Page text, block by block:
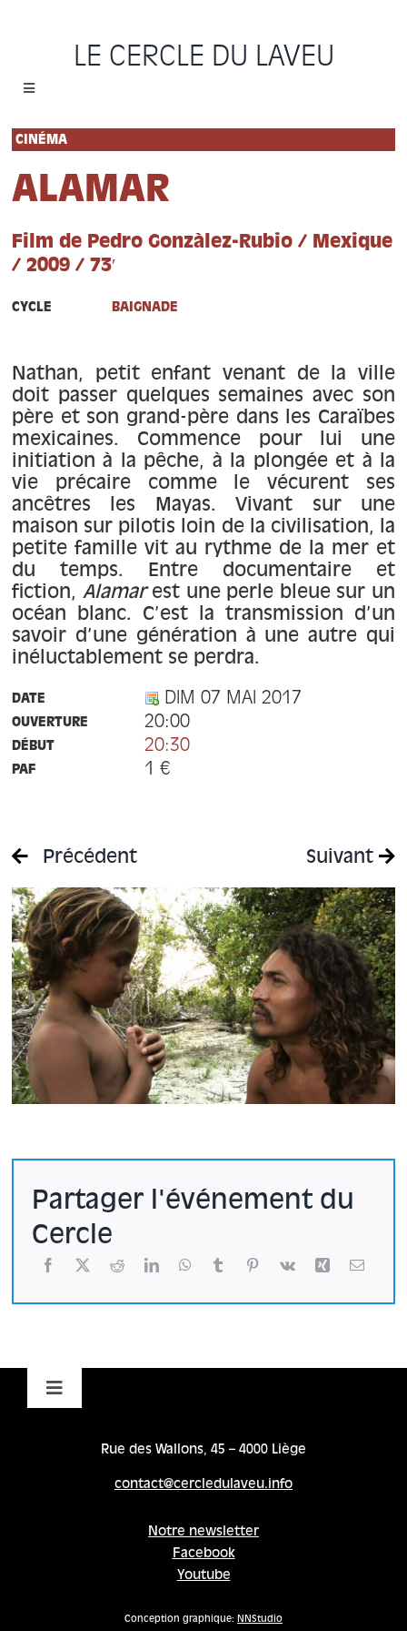
LE CERCLE DU LAVEU
Toggle
Accueil
Cycles
Programme
Location
À propos
Contact
CINÉMA
ALAMAR
Film de Pedro Gonzàlez-Rubio / Mexique
/ 2009 / 73′
CYCLE BAIGNADE
Nathan, petit enfant venant de la ville
doit passer quelques semaines avec son
père et son grand-père dans les Caraïbes
mexicaines. Commence pour lui une
initiation à la pêche, à la plongée et à la
vie précaire comme le vécurent ses
ancêtres les Mayas. Vivant sur une
maison sur pilotis loin de la civilisation, la
petite famille vit au rythme de la mer et
du temps. Entre documentaire et
fiction, Alamarest une perle bleue sur un
océan blanc. C’est la transmission d’un
savoir d’une génération à une autre qui
inéluctablement se perdra.
DATE DIM 07 MAI 2017
OUVERTURE 20:00
DÉBUT 20:30
PAF 1 €
Précédent Suivant
Partager l'événement du
Cercle
Toggle
Rue des Wallons, 45 – 4000 Liège
contact@cercledulaveu.info
Notre newsletter
Facebook
Youtube
Conception graphique: NNStudio